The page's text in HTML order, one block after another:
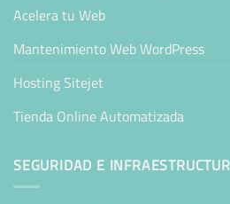
Acelera tu Web
Mantenimiento Web WordPress
Hosting Sitejet
Tienda Online Automatizada
SEGURIDAD E